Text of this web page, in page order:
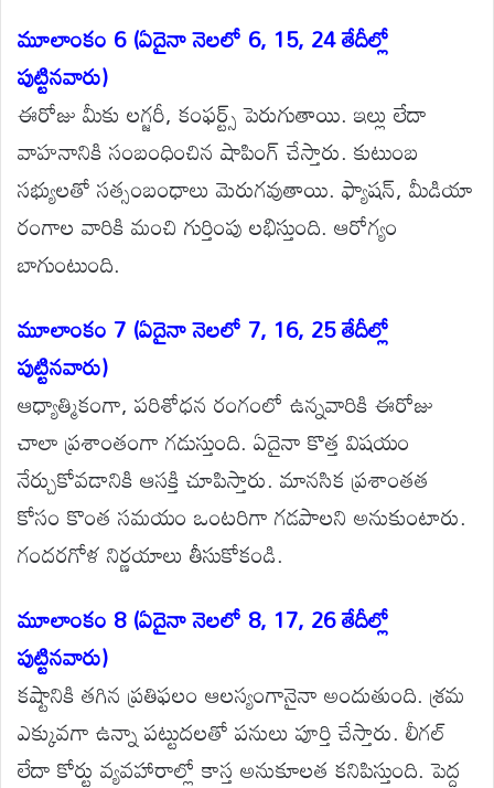
మూలాంకం 6 (ఏదైనా నెలలో 6, 15, 24 తేదీల్లో
పుట్టినవారు)
ఈరోజు మీకు లగ్జరీ, కంఫర్ట్స్ పెరుగుతాయి. ఇల్లు లేదా
వాహనానికి సంబంధించిన షాపింగ్ చేస్తారు. కుటుంబ
సభ్యులతో సత్సంబంధాలు మెరుగవుతాయి. ఫ్యాషన్, మీడియా
రంగాల వారికి మంచి గుర్తింపు లభిస్తుంది. ఆరోగ్యం
బాగుంటుంది.
మూలాంకం 7 (ఏదైనా నెలలో 7, 16, 25 తేదీల్లో
పుట్టినవారు)
ఆధ్యాత్మికంగా, పరిశోధన రంగంలో ఉన్నవారికి ఈరోజు
చాలా ప్రశాంతంగా గడుస్తుంది. ఏదైనా కొత్త విషయం
నేర్చుకోవడానికి ఆసక్తి చూపిస్తారు. మానసిక ప్రశాంతత
కోసం కొంత సమయం ఒంటరిగా గడపాలని అనుకుంటారు.
గందరగోళ నిర్ణయాలు తీసుకోకండి.
మూలాంకం 8 (ఏదైనా నెలలో 8, 17, 26 తేదీల్లో
పుట్టినవారు)
కష్టానికి తగిన ప్రతిఫలం ఆలస్యంగానైనా అందుతుంది. శ్రమ
ఎక్కువగా ఉన్నా పట్టుదలతో పనులు పూర్తి చేస్తారు. లీగల్
లేదా కోర్టు వ్యవహారాల్లో కాస్త అనుకూలత కనిపిస్తుంది. పెద్ద